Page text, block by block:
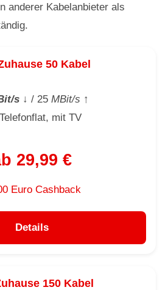
anderer Kabelanbieter als
50 Kabel
s ↓ / 25 MBit/s ↑
mit TV
29,99 €
Euro Cashback
Details
150 Kabel